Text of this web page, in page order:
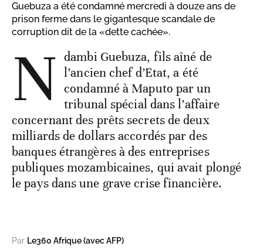
Guebuza a été condamné mercredi à douze ans de
prison ferme dans le gigantesque scandale de
corruption dit de la «dette cachée».
N dambi Guebuza, fils aîné de
l’ancien chef d’Etat, a été
condamné à Maputo par un
tribunal spécial dans l’affaire
concernant des prêts secrets de deux
milliards de dollars accordés par des
banques étrangères à des entreprises
publiques mozambicaines, qui avait plongé
le pays dans une grave crise financière.
Par Le360 Afrique (avec AFP)